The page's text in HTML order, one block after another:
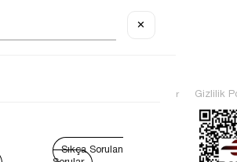
Sosyal Medya
© 2025 SEZGİ TEKİN Tüm hakları saklıdır Gizlilik
✕
Sıkça Sorulan